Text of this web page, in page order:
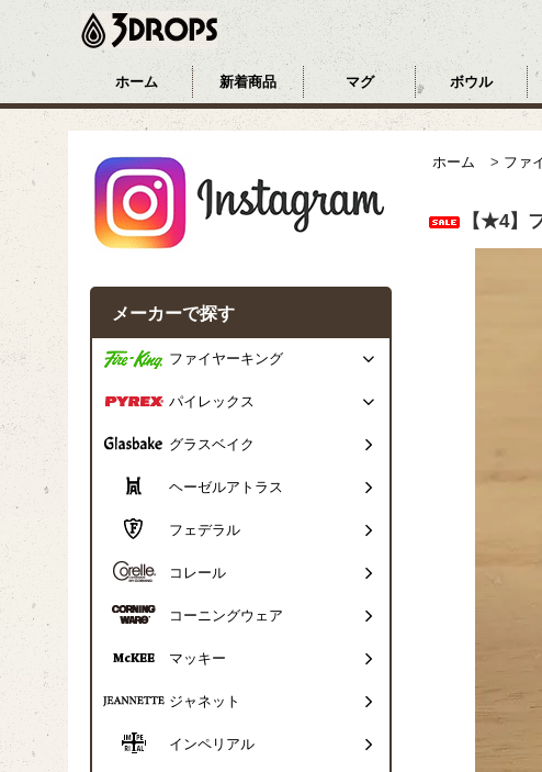
ホーム 新着商品 マグ ボウル
ホーム > ファ
【★4】
メーカーで探す
ファイヤーキング
パイレックス
グラスベイク
ヘーゼルアトラス
フェデラル
コレール
コーニングウェア
マッキー
ジャネット
インペリアル